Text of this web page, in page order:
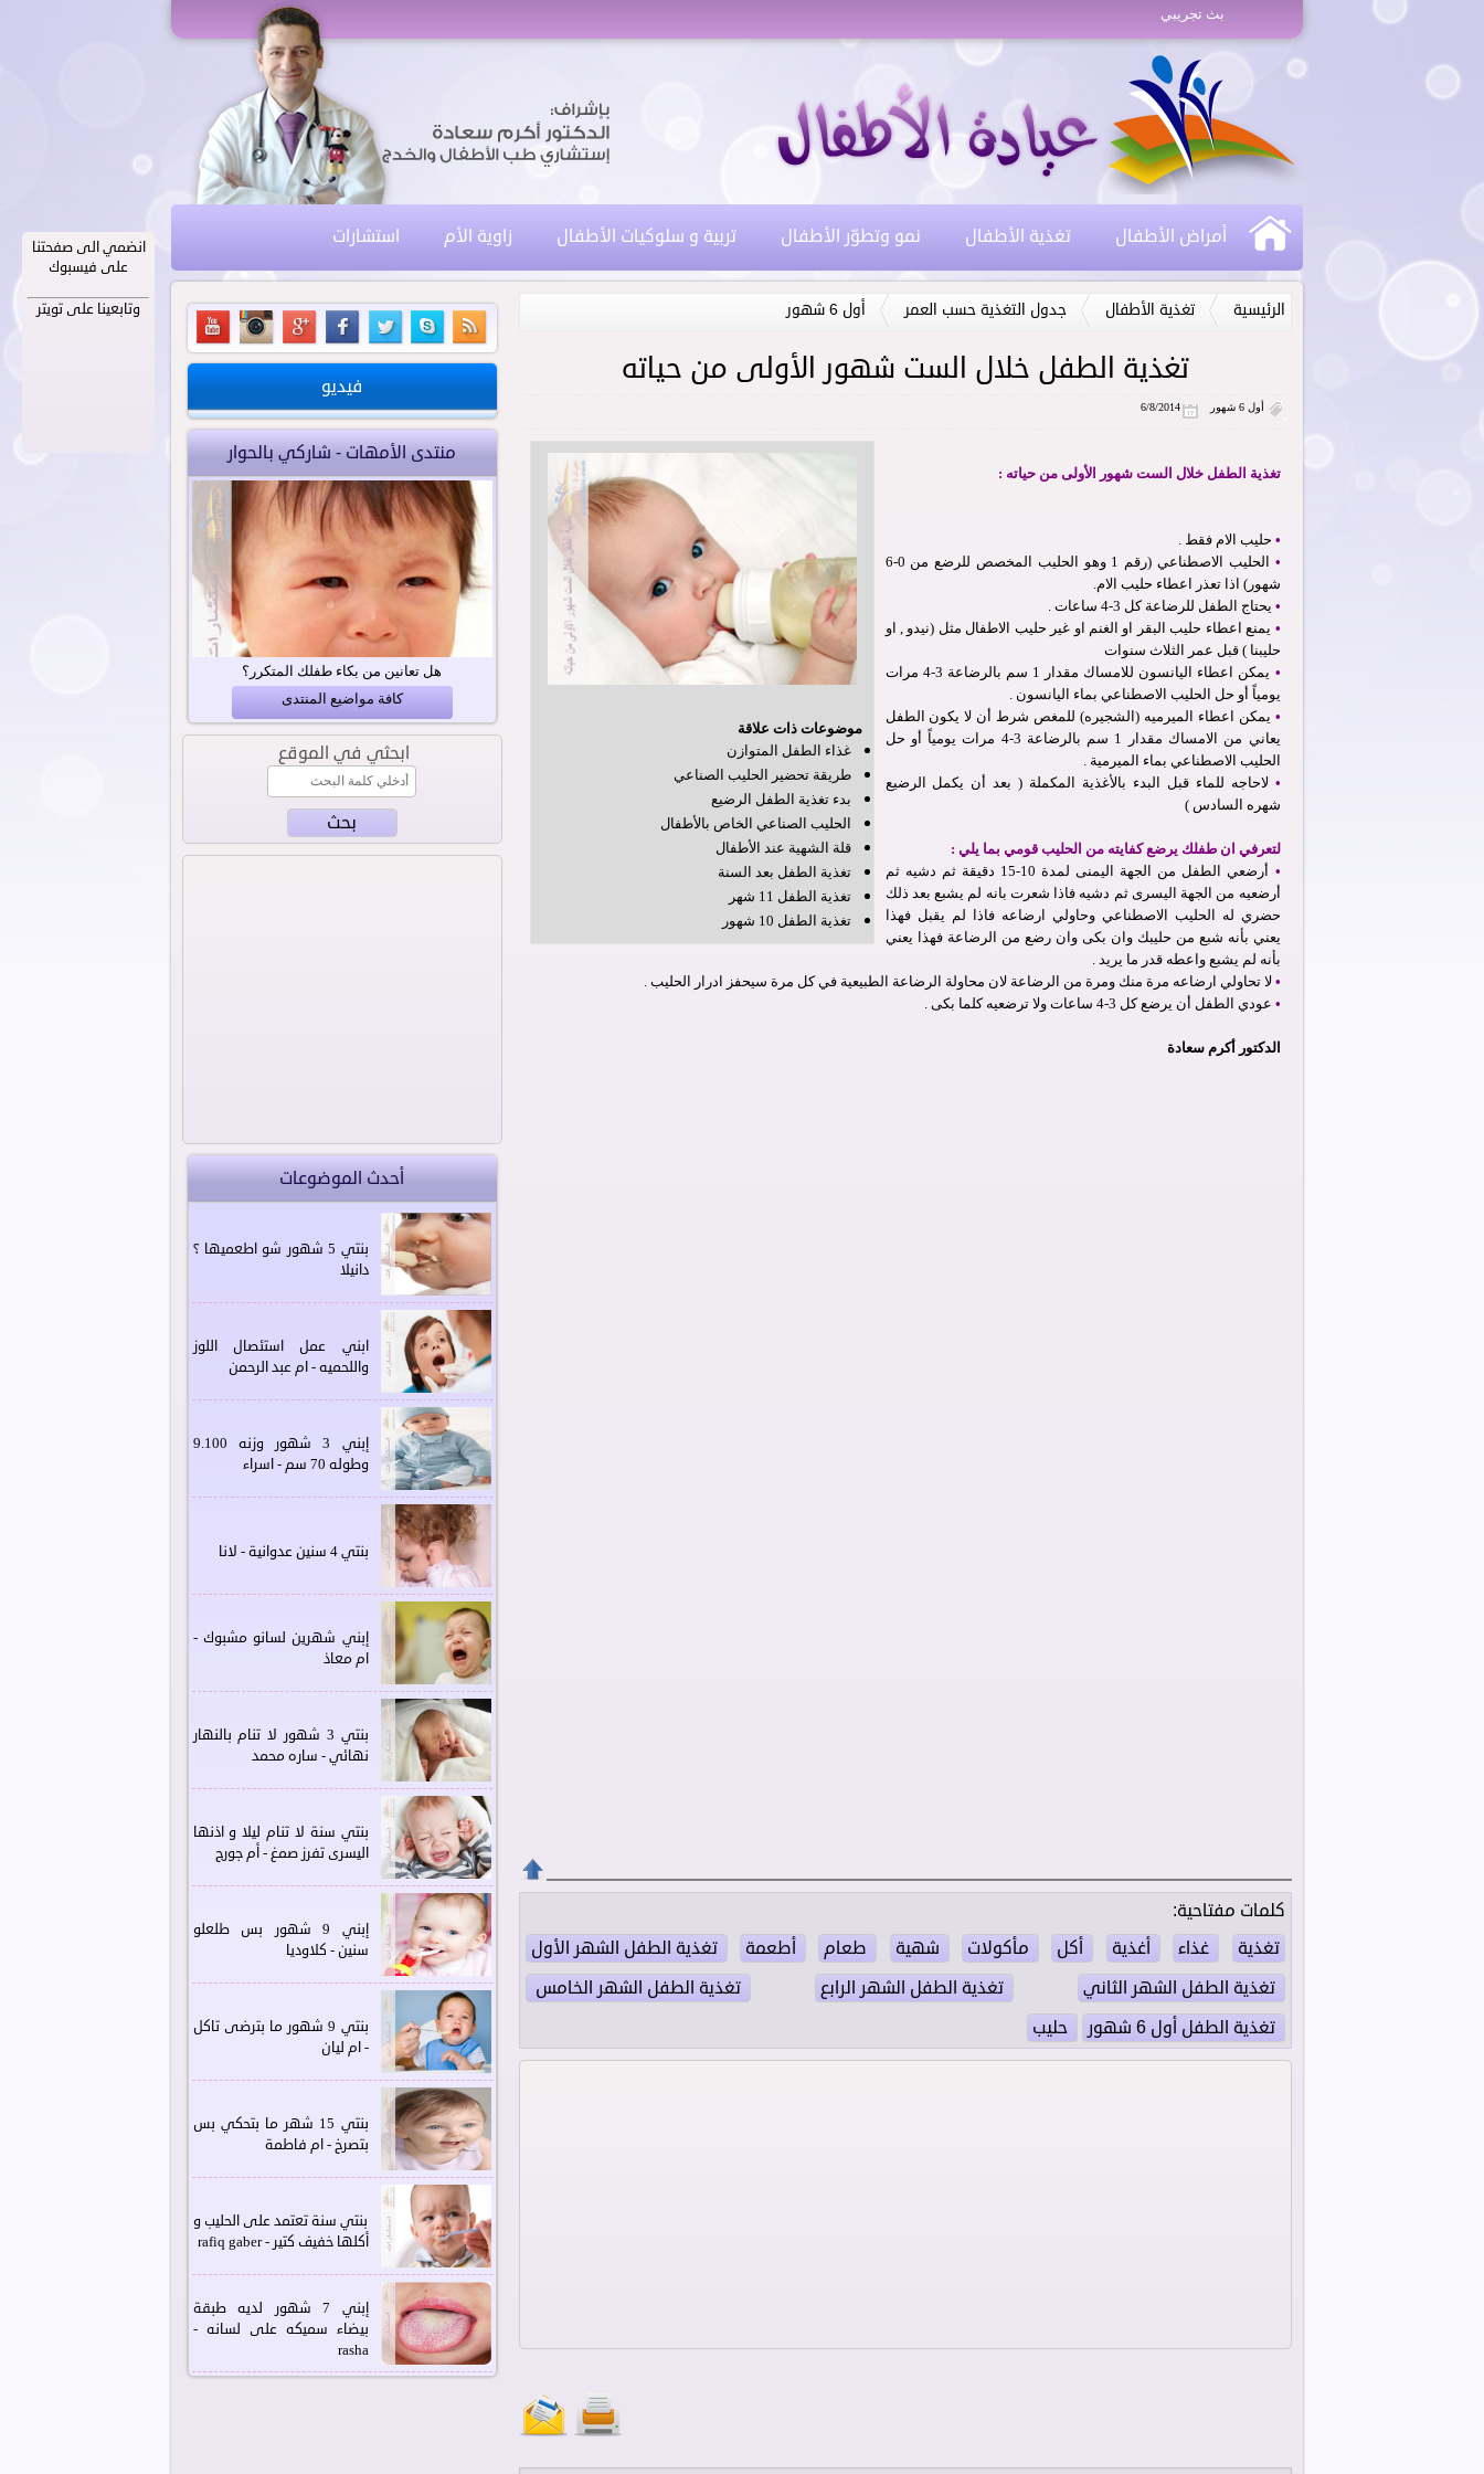
انضمي الى صفحتنا
على فيسبوك
وتابعينا على تويتر
بث تجريبي
أمراض الأطفال تغذية الأطفال نمو وتطوّر الأطفال تربية و سلوكيات الأطفال زاوية الأم استشارات
الرئيسية تغذية الأطفال جدول التغذية حسب العمر أول 6 شهور
تغذية الطفل خلال الست شهور الأولى من حياته
أول 6 شهور 6/8/2014
موضوعات ذات علاقة
غذاء الطفل المتوازن
طريقة تحضير الحليب الصناعي
بدء تغذية الطفل الرضيع
الحليب الصناعي الخاص بالأطفال
قلة الشهية عند الأطفال
تغذية الطفل بعد السنة
تغذية الطفل 11 شهر
تغذية الطفل 10 شهور
تغذية الطفل خلال الست شهور الأولى من حياته :
• حليب الام فقط .
•
الحليب الاصطناعي (رقم 1 وهو الحليب المخصص للرضع من 0-6
شهور) اذا تعذر اعطاء حليب الام.
• يحتاج الطفل للرضاعة كل 3-4 ساعات .
• يمنع اعطاء حليب البقر او الغنم او غير حليب الاطفال مثل (نيدو , او
حليبنا ) قبل عمر الثلاث سنوات
•
يمكن اعطاء اليانسون للامساك مقدار 1 سم بالرضاعة 3-4 مرات
يومياً أو حل الحليب الاصطناعي بماء اليانسون .
• يمكن اعطاء الميرميه (الشجيره) للمغص شرط أن لا يكون الطفل
يعاني من الامساك مقدار 1 سم بالرضاعة 3-4 مرات يومياً أو حل
الحليب الاصطناعي بماء الميرمية .
• لاحاجه للماء قبل البدء بالأغذية المكملة ( بعد أن يكمل الرضيع
شهره السادس )
لتعرفي ان طفلك يرضع كفايته من الحليب قومي بما يلي :
•
أرضعي الطفل من الجهة اليمنى لمدة 10-15 دقيقة ثم دشيه ثم
أرضعيه من الجهة اليسرى ثم دشيه فاذا شعرت بانه لم يشبع بعد ذلك
حضري له الحليب الاصطناعي وحاولي ارضاعه فاذا لم يقبل فهذا
يعني بأنه شبع من حليبك وان بكى وان رضع من الرضاعة فهذا يعني
بأنه لم يشبع واعطه قدر ما يريد .
• لا تحاولي ارضاعه مرة منك ومرة من الرضاعة لان محاولة الرضاعة الطبيعية في كل مرة سيحفز ادرار الحليب .
• عودي الطفل أن يرضع كل 3-4 ساعات ولا ترضعيه كلما بكى .
الدكتور أكرم سعادة
كلمات مفتاحية:
فيديو
منتدى الأمهات - شاركي بالحوار
هل تعانين من بكاء طفلك المتكرر؟
كافة مواضيع المنتدى
ابحثي في الموقع
أحدث الموضوعات
بنتي 5 شهور شو اطعميها ؟
دانيلا
ابني عمل استئصال اللوز
واللحميه - ام عبد الرحمن
إبني 3 شهور وزنه 9.100
وطوله 70 سم - اسراء
بنتي 4 سنين عدوانية - لانا
إبني شهرين لسانو مشبوك -
ام معاذ
بنتي 3 شهور لا تنام بالنهار
نهائي - ساره محمد
بنتي سنة لا تنام ليلا و اذنها
اليسرى تفرز صمغ - أم جورج
إبني 9 شهور بس طلعلو
سنين - كلاوديا
بنتي 9 شهور ما بترضى تاكل
- ام ليان
بنتي 15 شهر ما بتحكي بس
بتصرخ - ام فاطمة
بنتي سنة تعتمد على الحليب و
أكلها خفيف كتير - rafiq gaber
إبني 7 شهور لديه طبقة
بيضاء سميكه على لسانه -
rasha